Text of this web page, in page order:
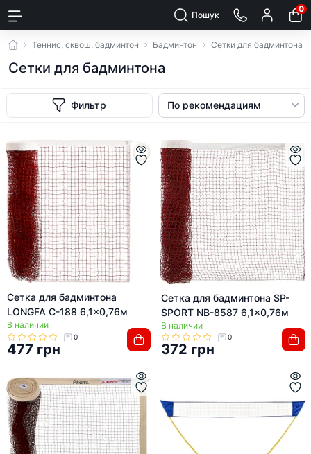
Пошук
0
Теннис, сквош, бадминтон Бадминтон Сетки для бадминтона
Сетки для бадминтона
Фильтр
Сетка для бадминтона
LONGFA C-188 6,1x0,76м
В наличии
0
477 грн
Сетка для бадминтона SP-
SPORT NB-8587 6,1x0,76м
В наличии
0
372 грн